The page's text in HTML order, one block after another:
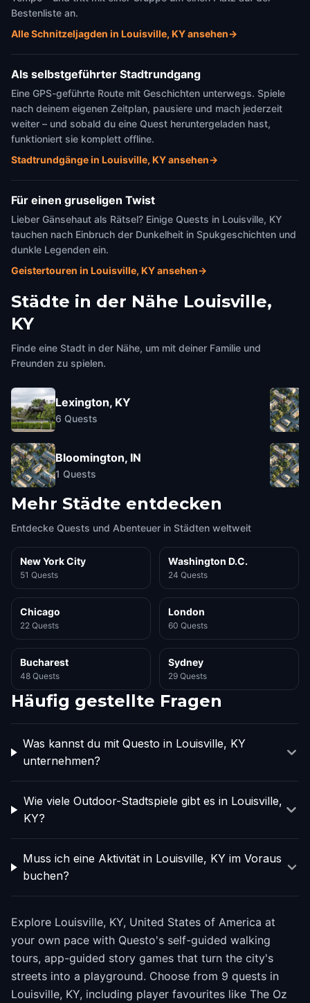
Bestenliste an.
Alle Schnitzeljagden in Louisville, KY ansehen→
Als selbstgeführter Stadtrundgang
Eine GPS-geführte Route mit Geschichten unterwegs. Spiele
nach deinem eigenen Zeitplan, pausiere und mach jederzeit
weiter – und sobald du eine Quest heruntergeladen hast,
funktioniert sie komplett offline.
Stadtrundgänge in Louisville, KY ansehen→
Für einen gruseligen Twist
Lieber Gänsehaut als Rätsel? Einige Quests in Louisville, KY
tauchen nach Einbruch der Dunkelheit in Spukgeschichten und
dunkle Legenden ein.
Geistertouren in Louisville, KY ansehen→
Städte in der Nähe Louisville,
KY
Finde eine Stadt in der Nähe, um mit deiner Familie und
Freunden zu spielen.
Lexington, KY
6 Quests
Bloomington, IN
1 Quests
Mehr Städte entdecken
Entdecke Quests und Abenteuer in Städten weltweit
New York City
51 Quests
Washington D.C.
24 Quests
Chicago
22 Quests
London
60 Quests
Bucharest
48 Quests
Sydney
29 Quests
Häufig gestellte Fragen
Was kannst du mit Questo in Louisville, KY
unternehmen?
Wie viele Outdoor-Stadtspiele gibt es in Louisville,
KY?
Muss ich eine Aktivität in Louisville, KY im Voraus
buchen?
Explore Louisville, KY, United States of America at
your own pace with Questo's self-guided walking
tours, app-guided story games that turn the city's
streets into a playground. Choose from 9 quests in
Louisville, KY, including player favourites like The Oz